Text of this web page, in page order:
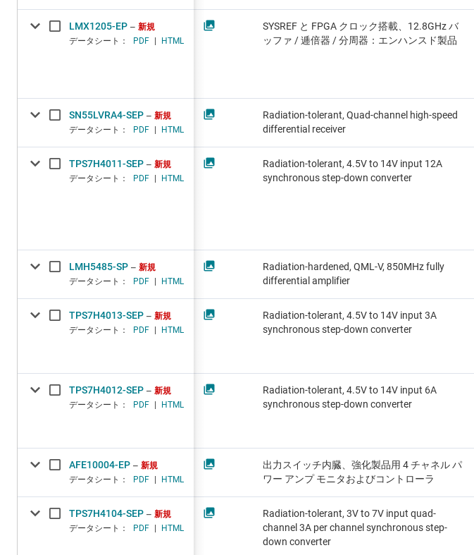
LMX1205-EP
新規
データシート：
PDF | HTML
SN55LVRA4-SEP
新規
データシート：
PDF | HTML
TPS7H4011-SEP
新規
データシート：
PDF | HTML
LMH5485-SP
新規
データシート：
PDF | HTML
TPS7H4013-SEP
新規
データシート：
PDF | HTML
TPS7H4012-SEP
新規
データシート：
PDF | HTML
AFE10004-EP
新規
データシート：
PDF | HTML
TPS7H4104-SEP
新規
データシート：
PDF | HTML
SYSREF と FPGA クロック搭載、12.8GHz バ
ッファ / 逓倍器 / 分周器：エンハンスド製品
Radiation-tolerant, Quad-channel high-speed
differential receiver
Radiation-tolerant, 4.5V to 14V input 12A
synchronous step-down converter
Radiation-hardened, QML-V, 850MHz fully
differential amplifier
Radiation-tolerant, 4.5V to 14V input 3A
synchronous step-down converter
Radiation-tolerant, 4.5V to 14V input 6A
synchronous step-down converter
出力スイッチ内臓、強化製品用 4 チャネル パ
ワー アンプ モニタおよびコントローラ
Radiation-tolerant, 3V to 7V input quad-
channel 3A per channel synchronous step-
down converter